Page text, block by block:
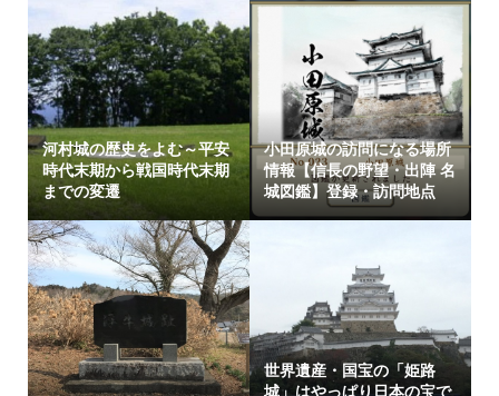
河村城の歴史をよむ～平安
時代末期から戦国時代末期
までの変遷
小田原城の訪問になる場所
情報【信長の野望・出陣 名
城図鑑】登録・訪問地点
世界遺産・国宝の「姫路
城」はやっぱり日本の宝で